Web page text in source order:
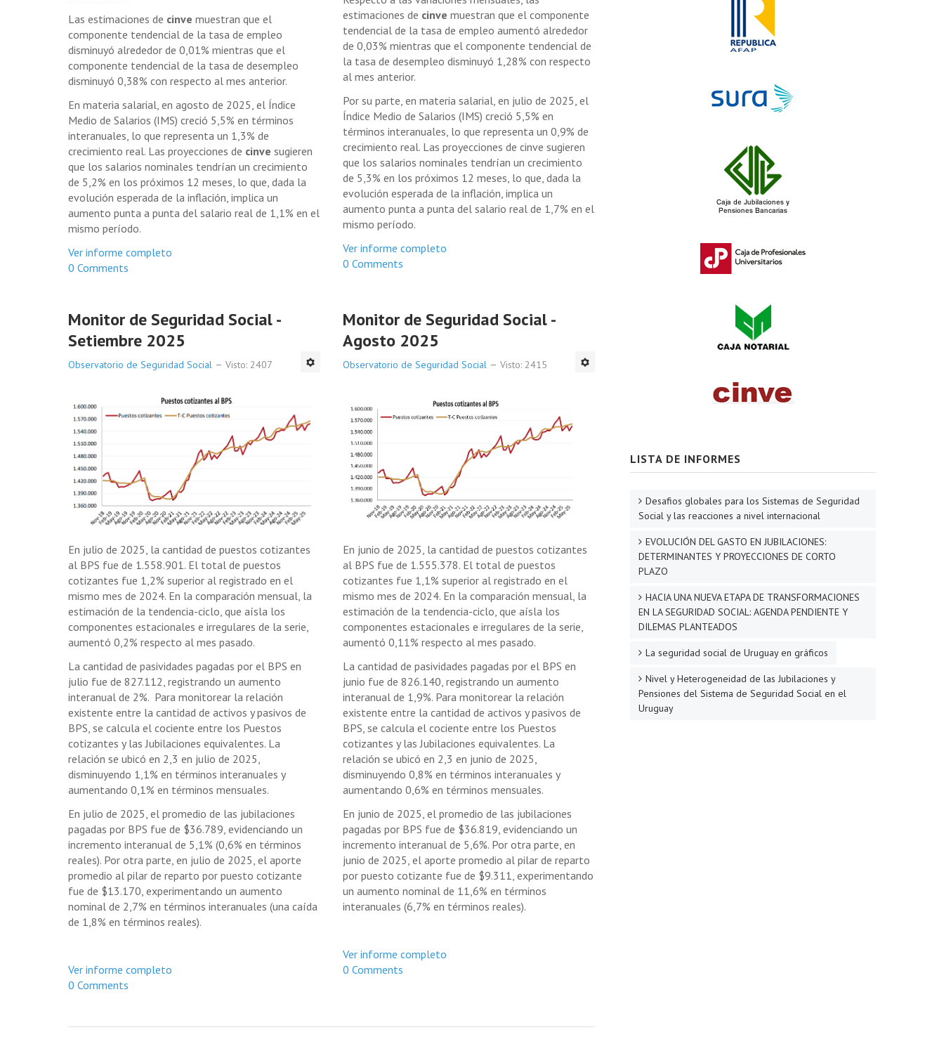
Las estimaciones de cinve muestran que el
componente tendencial de la tasa de empleo
disminuyó alrededor de 0,01% mientras que el
componente tendencial de la tasa de desempleo
disminuyó 0,38% con respecto al mes anterior.
En materia salarial, en agosto de 2025, el Índice
Medio de Salarios (IMS) creció 5,5% en términos
interanuales, lo que representa un 1,3% de
crecimiento real. Las proyecciones de cinve sugieren
que los salarios nominales tendrían un crecimiento
de 5,2% en los próximos 12 meses, lo que, dada la
evolución esperada de la inflación, implica un
aumento punta a punta del salario real de 1,1% en el
mismo período.
Ver informe completo
0 Comments
estimaciones de cinvemuestran que el componente
tendencial de la tasa de empleo aumentó alrededor
de 0,03% mientras que el componente tendencial de
la tasa de desempleo disminuyó 1,28% con respecto
al mes anterior.
Por su parte, en materia salarial, en julio de 2025, el
Índice Medio de Salarios (IMS) creció 5,5% en
términos interanuales, lo que representa un 0,9% de
crecimiento real. Las proyecciones de cinve sugieren
que los salarios nominales tendrían un crecimiento
de 5,3% en los próximos 12 meses, lo que, dada la
evolución esperada de la inflación, implica un
aumento punta a punta del salario real de 1,7% en el
mismo período.
Ver informe completo
0 Comments
Monitor de Seguridad Social -
Setiembre 2025
Observatorio de Seguridad Social Visto: 2407
En julio de 2025, la cantidad de puestos cotizantes
al BPS fue de 1.558.901. El total de puestos
cotizantes fue 1,2% superior al registrado en el
mismo mes de 2024. En la comparación mensual, la
estimación de la tendencia-ciclo, que aísla los
componentes estacionales e irregulares de la serie,
aumentó 0,2% respecto al mes pasado.
La cantidad de pasividades pagadas por el BPS en
julio fue de 827.112, registrando un aumento
interanual de 2%. Para monitorear la relación
existente entre la cantidad de activos y pasivos de
BPS, se calcula el cociente entre los Puestos
cotizantes y las Jubilaciones equivalentes. La
relación se ubicó en 2,3 en julio de 2025,
disminuyendo 1,1% en términos interanuales y
aumentando 0,1% en términos mensuales.
En julio de 2025, el promedio de las jubilaciones
pagadas por BPS fue de $36.789, evidenciando un
incremento interanual de 5,1% (0,6% en términos
reales). Por otra parte, en julio de 2025, el aporte
promedio al pilar de reparto por puesto cotizante
fue de $13.170, experimentando un aumento
nominal de 2,7% en términos interanuales (una caída
de 1,8% en términos reales).
Ver informe completo
0 Comments
Monitor de Seguridad Social -
Agosto 2025
Observatorio de Seguridad Social Visto: 2415
En junio de 2025, la cantidad de puestos cotizantes
al BPS fue de 1.555.378. El total de puestos
cotizantes fue 1,1% superior al registrado en el
mismo mes de 2024. En la comparación mensual, la
estimación de la tendencia-ciclo, que aísla los
componentes estacionales e irregulares de la serie,
aumentó 0,11% respecto al mes pasado.
La cantidad de pasividades pagadas por el BPS en
junio fue de 826.140, registrando un aumento
interanual de 1,9%. Para monitorear la relación
existente entre la cantidad de activos y pasivos de
BPS, se calcula el cociente entre los Puestos
cotizantes y las Jubilaciones equivalentes. La
relación se ubicó en 2,3 en junio de 2025,
disminuyendo 0,8% en términos interanuales y
aumentando 0,6% en términos mensuales.
En junio de 2025, el promedio de las jubilaciones
pagadas por BPS fue de $36.819, evidenciando un
incremento interanual de 5,6%. Por otra parte, en
junio de 2025, el aporte promedio al pilar de reparto
por puesto cotizante fue de $9.311, experimentando
un aumento nominal de 11,6% en términos
interanuales (6,7% en términos reales).
Ver informe completo
0 Comments
LISTA DE INFORMES
Desafios globales para los Sistemas de Seguridad
Social y las reacciones a nivel internacional
EVOLUCIÓN DEL GASTO EN JUBILACIONES:
DETERMINANTES Y PROYECCIONES DE CORTO
PLAZO
HACIA UNA NUEVA ETAPA DE TRANSFORMACIONES
EN LA SEGURIDAD SOCIAL: AGENDA PENDIENTE Y
DILEMAS PLANTEADOS
La seguridad social de Uruguay en gráficos
Nivel y Heterogeneidad de las Jubilaciones y
Pensiones del Sistema de Seguridad Social en el
Uruguay